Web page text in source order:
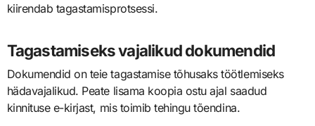
kiirendab tagastamisprotsessi.
Tagastamiseks vajalikud dokumendid
Dokumendid on teie tagastamise tõhusaks töötlemiseks
hädavajalikud. Peate lisama koopia ostu ajal saadud
kinnituse e-kirjast, mis toimib tehingu tõendina.